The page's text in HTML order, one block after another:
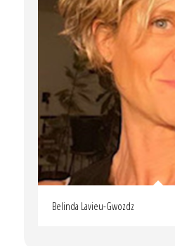
Belinda Lavieu-Gwozdz